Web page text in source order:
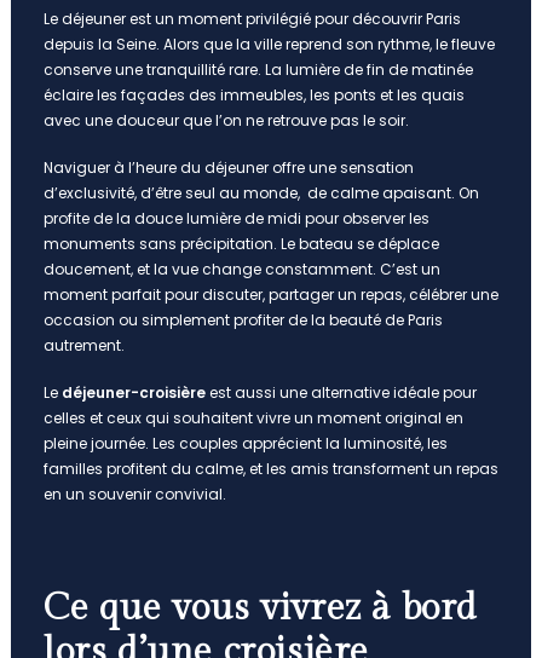
Le déjeuner est un moment privilégié pour découvrir Paris
depuis la Seine. Alors que la ville reprend son rythme, le fleuve
conserve une tranquillité rare. La lumière de fin de matinée
éclaire les façades des immeubles, les ponts et les quais
avec une douceur que l’on ne retrouve pas le soir.
Naviguer à l’heure du déjeuner offre une sensation
d’exclusivité, d’être seul au monde, de calme apaisant. On
profite de la douce lumière de midi pour observer les
monuments sans précipitation. Le bateau se déplace
doucement, et la vue change constamment. C’est un
moment parfait pour discuter, partager un repas, célébrer une
occasion ou simplement profiter de la beauté de Paris
autrement.
Le déjeuner-croisièreest aussi une alternative idéale pour
celles et ceux qui souhaitent vivre un moment original en
pleine journée. Les couples apprécient la luminosité, les
familles profitent du calme, et les amis transforment un repas
en un souvenir convivial.
Ce que vous vivrez à bord